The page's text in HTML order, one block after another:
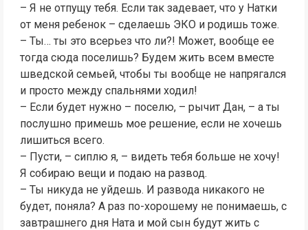
– Я не отпущу тебя. Если так задевает, что у Натки
от меня ребенок – сделаешь ЭКО и родишь тоже.
– Ты… ты это всерьез что ли?! Может, вообще ее
тогда сюда поселишь? Будем жить всем вместе
шведской семьей, чтобы ты вообще не напрягался
и просто между спальнями ходил!
– Если будет нужно – поселю, – рычит Дан, – а ты
послушно примешь мое решение, если не хочешь
лишиться всего.
– Пусти, – сиплю я, – видеть тебя больше не хочу!
Я собираю вещи и подаю на развод.
– Ты никуда не уйдешь. И развода никакого не
будет, поняла? А раз по-хорошему не понимаешь, с
завтрашнего дня Ната и мой сын будут жить с